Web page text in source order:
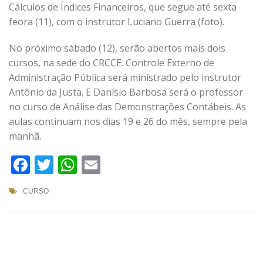
Cálculos de Índices Financeiros, que segue até sexta
feora (11), com o instrutor Luciano Guerra (foto).
No próximo sábado (12), serão abertos mais dois
cursos, na sede do CRCCE. Controle Externo de
Administração Pública será ministrado pelo instrutor
Antônio da Justa. E Danísio Barbosa será o professor
no curso de Análise das Demonstrações Contábeis. As
aulas continuam nos dias 19 e 26 do mês, sempre pela
manhã.
Facebook
TwitterWhatsApp
CURSO